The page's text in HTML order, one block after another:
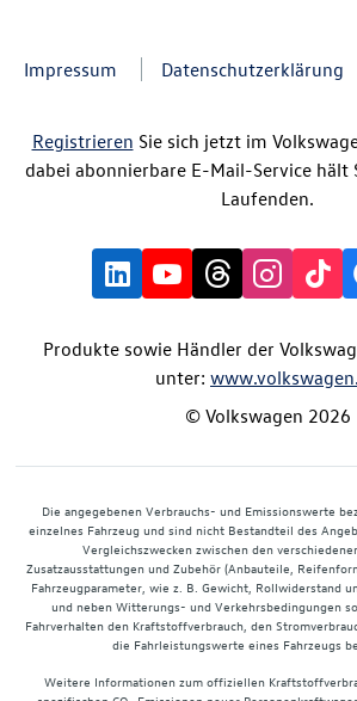
Impressum Datenschutzerklärung
Registrieren Sie sich jetzt im
dabei abonnierbare E-Mail-Service hält
Laufenden.
Produkte sowie Händler der
unter:
© Volkswagen 2026
Die angegebenen Verbrauchs- und Emissionswerte
einzelnes Fahrzeug und sind nicht Bestandteil des
Vergleichszwecken zwischen den
Zusatzausstattungen und Zubehör (Anbauteile,
Fahrzeugparameter, wie z. B. Gewicht, Rollwiderstand
und neben Witterungs- und Verkehrsbedingungen
Fahrverhalten den Kraftstoffverbrauch, den
die Fahrleistungswerte eines Fahrzeugs
Weitere Informationen zum offiziellen